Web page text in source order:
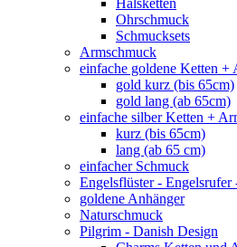
Ohrschmuck
Schmucksets
Armschmuck
einfache goldene Ketten +
gold kurz (bis 65cm)
gold lang (ab 65cm)
einfache silber Ketten +
kurz (bis 65cm)
lang (ab 65 cm)
einfacher Schmuck
Engelsflüster -
goldene Anhänger
Naturschmuck
Pilgrim - Danish Design